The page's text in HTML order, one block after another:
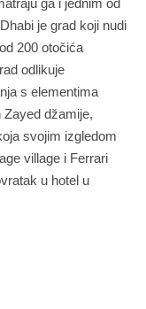
je grad koji nudi
200 otočića
odlikuje
s elementima
džamije,
svojim izgledom
village i Ferrari
u hotel u